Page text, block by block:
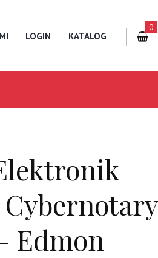
LOGIN KATALOG
0
Edmon